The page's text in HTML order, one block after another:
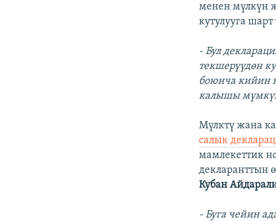
менен мүлкүн
кутулууга
- Бул
текшерүүдөн
боюнча кийин
калышы
Мүлктү жана
салык
мамлекеттик
декларанттын
Кубан
- Буга чейин